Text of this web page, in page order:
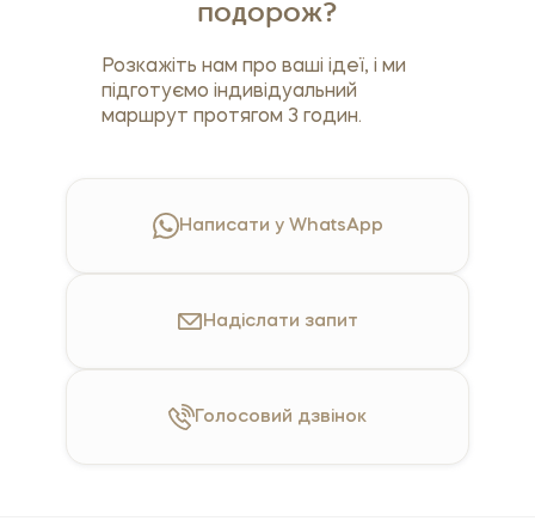
подорож?
Розкажіть нам про ваші ідеї, і ми
підготуємо індивідуальний
маршрут протягом 3 годин.
Написати у WhatsApp
Надіслати запит
Голосовий дзвінок